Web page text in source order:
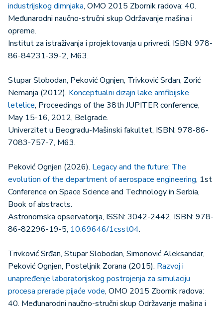
industrijskog dimnjaka, OMO 2015 Zbornik radova: 40.
Međunarodni naučno-stručni skup Održavanje mašina i
opreme.
Institut za istraživanja i projektovanja u privredi, ISBN: 978-
86-84231-39-2, M63.
Stupar Slobodan, Peković Ognjen, Trivković Srđan, Zorić
Nemanja (2012). Konceptualni dizajn lake amfibijske
letelice, Proceedings of the 38th JUPITER conference,
May 15-16, 2012, Belgrade.
Univerzitet u Beogradu-Mašinski fakultet, ISBN: 978-86-
7083-757-7, M63.
Peković Ognjen (2026). Legacy and the future: The
evolution of the department of aerospace engineering, 1st
Conference on Space Science and Technology in Serbia,
Book of abstracts.
Astronomska opservatorija, ISSN: 3042-2442, ISBN: 978-
86-82296-19-5, 10.69646/1csst04.
Trivković Srđan, Stupar Slobodan, Simonović Aleksandar,
Peković Ognjen, Posteljnik Zorana (2015). Razvoj i
unapređenje laboratorijskog postrojenja za simulaciju
procesa prerade pijaće vode, OMO 2015 Zbornik radova:
40. Međunarodni naučno-stručni skup Održavanje mašina i